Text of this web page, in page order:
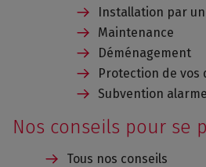
Installation par
Maintenance
Déménagement
Protection de vos
Subvention alarme
Nos conseils pour se
Tous nos conseils